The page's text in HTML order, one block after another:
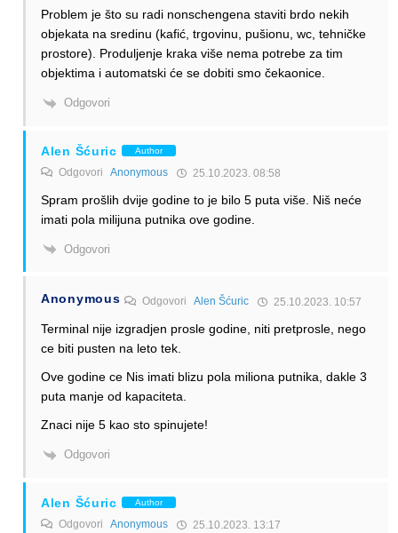
Problem je što su radi nonschengena staviti brdo nekih
objekata na sredinu (kafić, trgovinu, pušionu, wc, tehničke
prostore). Produljenje kraka više nema potrebe za tim
objektima i automatski će se dobiti smo čekaonice.
Odgovori
Alen Šćuric Author
Odgovori Anonymous 25.10.2023. 08:58
Spram prošlih dvije godine to je bilo 5 puta više. Niš neće
imati pola milijuna putnika ove godine.
Odgovori
Anonymous OdgovoriAlen Šćuric 25.10.2023. 10:57
Terminal nije izgradjen prosle godine, niti pretprosle, nego
ce biti pusten na leto tek.
Ove godine ce Nis imati blizu pola miliona putnika, dakle 3
puta manje od kapaciteta.
Znaci nije 5 kao sto spinujete!
Odgovori
Alen Šćuric Author
Odgovori Anonymous 25.10.2023. 13:17